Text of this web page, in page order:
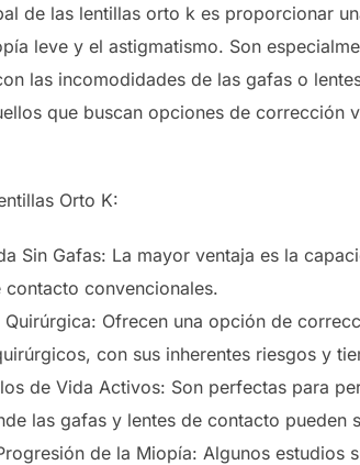
de las lentillas orto k es proporcionar
leve y el astigmatismo. Son
las incomodidades de las gafas o
que buscan opciones de
Orto K:
Sin Gafas: La mayor ventaja es la
convencionales.
Quirúrgica: Ofrecen una opción de
con sus inherentes riesgos y
de Vida Activos: Son perfectas para
las gafas y lentes de contacto pueden
de la Miopía: Algunos